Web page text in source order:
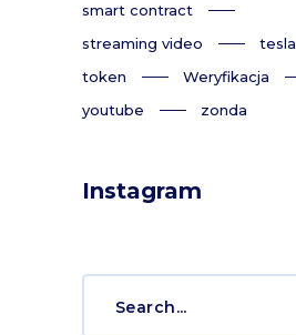
smart contract
streaming video
tesla
token
Weryfikacja
youtube
zonda
Instagram